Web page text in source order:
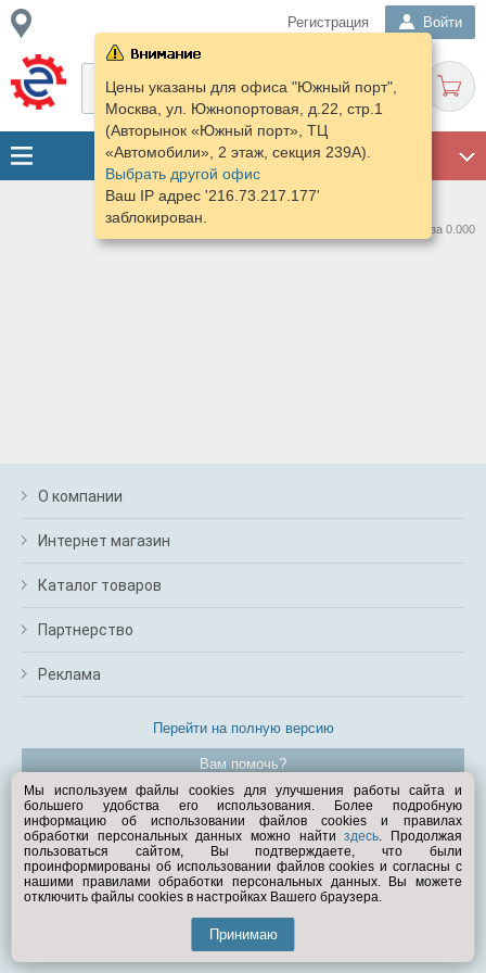
Регистрация Войти
Цены указаны для офиса "Южный порт",
Москва, ул. Южнопортовая, д.22, стр.1
(Авторынок «Южный порт», ТЦ
«Автомобили», 2 этаж, секция 239А).
Выбрать другой офис
Ваш IP адрес '216.73.217.177'
заблокирован.
Нашлось предложений: 0 за 0.000
О компании
Интернет магазин
Каталог товаров
Партнерство
Реклама
Перейти на полную версию
Вам помочь?
© Exist.ru 1998—2026
Мы используем файлы cookies для улучшения работы сайта и
большего удобства его использования. Более подробную
информацию об использовании файлов cookies и правилах
обработки персональных данных можно найтиздесь. Продолжая
пользоваться сайтом, Вы подтверждаете, что были
проинформированы об использовании файлов cookies и согласны с
нашими правилами обработки персональных данных. Вы можете
отключить файлы cookies в настройках Вашего браузера.
Принимаю